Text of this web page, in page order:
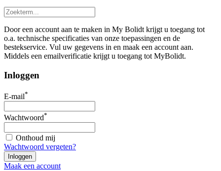
Door een account aan te maken in My Bolidt krijgt u toegang tot
o.a. technische specificaties van onze toepassingen en de
bestekservice. Vul uw gegevens in en maak een account aan.
Middels een emailverificatie krijgt u toegang tot MyBolidt.
Inloggen
E-mail*
Wachtwoord*
Onthoud mij
Wachtwoord vergeten?
Maak een account